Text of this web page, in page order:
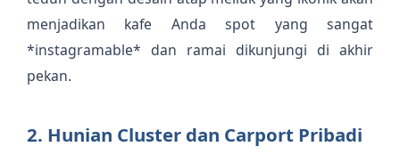
menjadikan kafe Anda spot yang sangat
*instagramable* dan ramai dikunjungi di akhir
pekan.
2. Hunian Cluster dan Carport Pribadi